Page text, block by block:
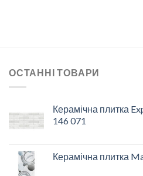
ОСТАННІ ТОВАРИ
Керамічна плитка
146 071
Керамічна плитка